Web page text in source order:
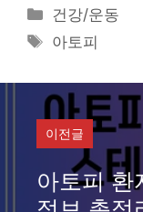
카
테
고
리
건강/운동
태
아토피
이전글
아토피 환